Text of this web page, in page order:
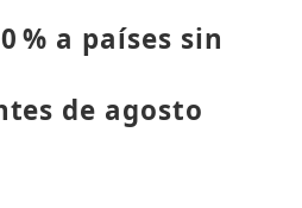
% a países sin
de agosto